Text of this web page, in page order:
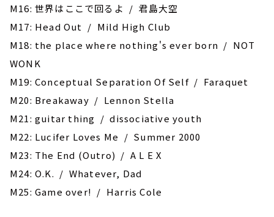
M16: 世界はここで回るよ / 君島大空
M17: Head Out / Mild High Club
M18: the place where nothing's ever born / NOT
WONK
M19: Conceptual Separation Of Self / Faraquet
M20: Breakaway / Lennon Stella
M21: guitar thing / dissociative youth
M22: Lucifer Loves Me / Summer 2000
M23: The End (Outro) / A L E X
M24: O.K. / Whatever, Dad
M25: Game over! / Harris Cole